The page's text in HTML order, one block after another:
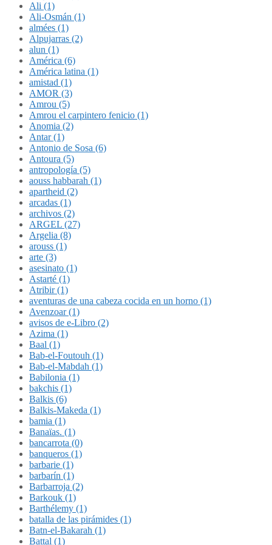
Ali (1)
Ali-Osmán (1)
almées (1)
Alpujarras (2)
alun (1)
América (6)
América latina (1)
amistad (1)
AMOR (3)
Amrou (5)
Amrou el carpintero fenicio (1)
Anomia (2)
Antar (1)
Antonio de Sosa (6)
Antoura (5)
antropología (5)
aouss habbarah (1)
apartheid (2)
arcadas (1)
archivos (2)
ARGEL (27)
Argelia (8)
arouss (1)
arte (3)
asesinato (1)
Astarté (1)
Atribir (1)
aventuras de una cabeza cocida en un horno (1)
Avenzoar (1)
avisos de e-Libro (2)
Azima (1)
Baal (1)
Bab-el-Foutouh (1)
Bab-el-Mabdah (1)
Babilonia (1)
bakchis (1)
Balkis (6)
Balkis-Makeda (1)
bamia (1)
Banaïas. (1)
bancarrota (0)
banqueros (1)
barbarie (1)
barbarín (1)
Barbarroja (2)
Barkouk (1)
Barthélemy (1)
batalla de las pirámides (1)
Batn-el-Bakarah (1)
Battal (1)